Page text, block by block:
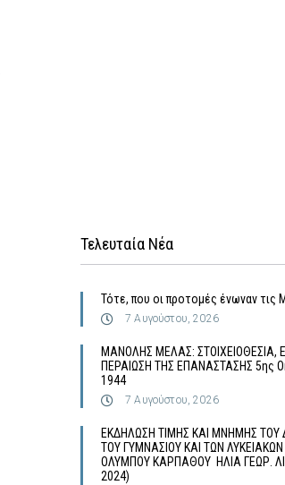
Τελευταία Νέα
Τότε, που οι προτομές ένωναν τις
7 Αυγούστου, 2026
MΑΝΟΛΗΣ ΜΕΛΑΣ: ΣΤΟΙΧΕΙΟΘΕΣΙΑ,
ΠΕΡΑΙΩΣΗ ΤΗΣ ΕΠΑΝΑΣΤΑΣΗΣ 5ης
1944
7 Αυγούστου, 2026
ΕΚΔΗΛΩΣΗ ΤΙΜΗΣ ΚΑΙ ΜΝΗΜΗΣ ΤΟΥ
ΤΟΥ ΓΥΜΝΑΣΙΟΥ ΚΑΙ ΤΩΝ
ΟΛΥΜΠΟΥ ΚΑΡΠΑΘΟΥ ΗΛΙΑ ΓΕΩΡ.
2024)